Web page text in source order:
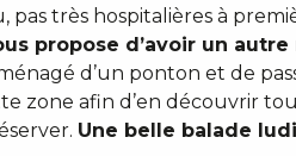
pas très hospitalières à
propose d’avoir un autre
d’un ponton et de
zone afin d’en découvrir
Une belle balade